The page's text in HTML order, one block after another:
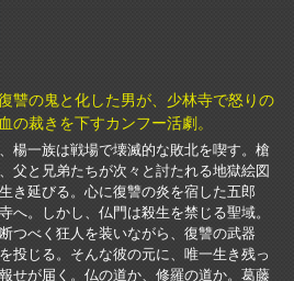
讐の鬼と化した男が、少林寺で怒りの
の裁きを下すカンフー活劇。
楊一族は戦場で壊滅的な敗北を喫す。槍
父と兄弟たちが次々と討たれる地獄絵図
き延びる。心に復讐の炎を宿した五郎
へ。しかし、仏門は殺生を禁じる聖域。
つべく狂人を装いながら、復讐の武器
投じる。そんな彼の元に、唯一生き残っ
せが届く。仏の道か、修羅の道か。葛藤